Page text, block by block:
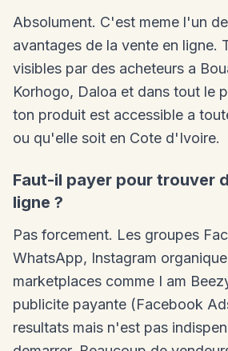
Absolument. C'est meme l'un
avantages de la vente en ligne.
visibles par des acheteurs a
Korhogo, Daloa et dans tout le
ton produit est accessible a
ou qu'elle soit en Cote d'Ivoire.
Faut-il payer pour trouver
ligne ?
Pas forcement. Les groupes
WhatsApp, Instagram
marketplaces comme I am
publicite payante (Facebook
resultats mais n'est pas